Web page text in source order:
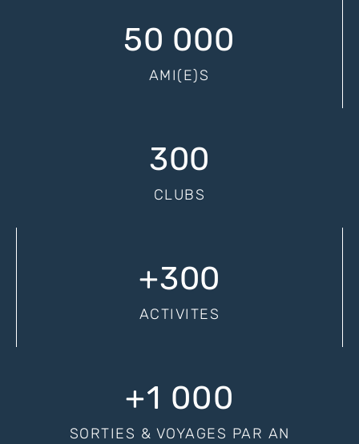
AMI(E)S
50 000
CLUBS
300
ACTIVITES
+300
SORTIES & VOYAGES PAR AN
+1 000